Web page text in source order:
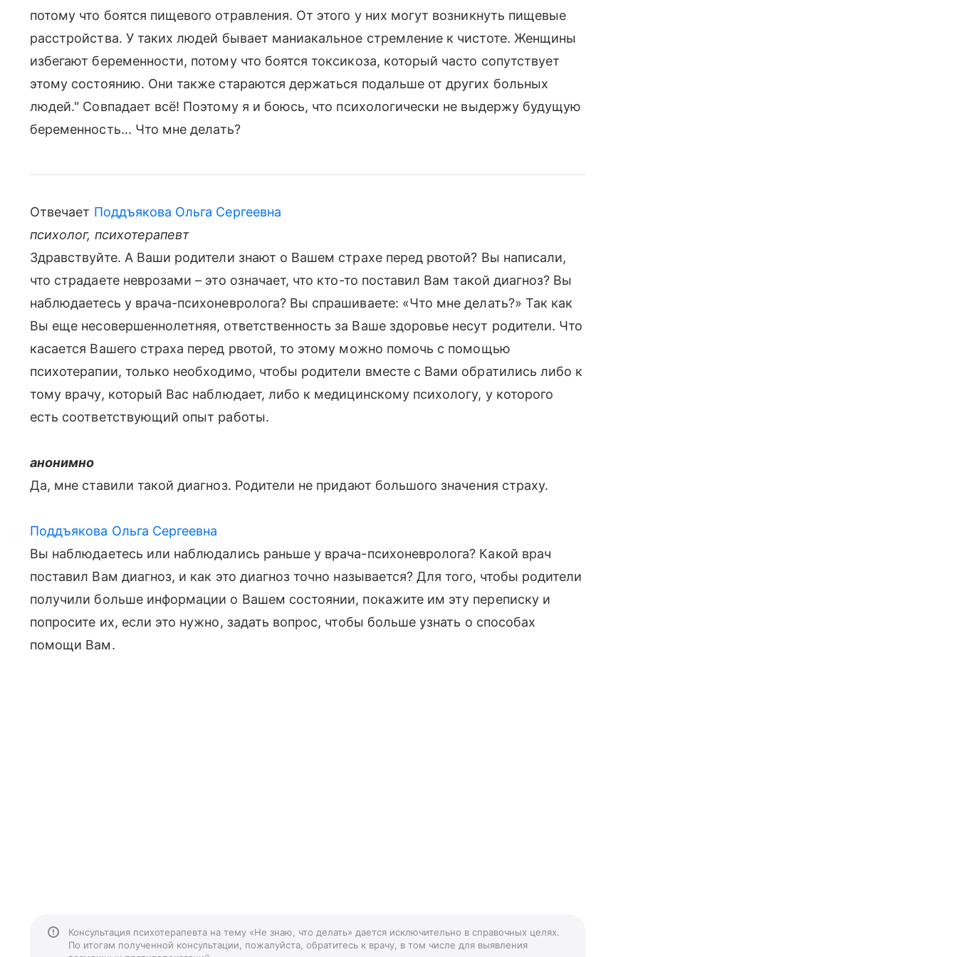
потому что боятся пищевого отравления. От этого у них могут возникнуть пищевые
расстройства. У таких людей бывает маниакальное стремление к чистоте. Женщины
избегают беременности, потому что боятся токсикоза, который часто сопутствует
этому состоянию. Они также стараются держаться подальше от других больных
людей." Совпадает всё! Поэтому я и боюсь, что психологически не выдержу будущую
беременность... Что мне делать?
Отвечает Поддъякова Ольга Сергеевна
психолог, психотерапевт
Здравствуйте. А Ваши родители знают о Вашем страхе перед рвотой? Вы написали,
что страдаете неврозами – это означает, что кто-то поставил Вам такой диагноз? Вы
наблюдаетесь у врача-психоневролога? Вы спрашиваете: «Что мне делать?» Так как
Вы еще несовершеннолетняя, ответственность за Ваше здоровье несут родители. Что
касается Вашего страха перед рвотой, то этому можно помочь с помощью
психотерапии, только необходимо, чтобы родители вместе с Вами обратились либо к
тому врачу, который Вас наблюдает, либо к медицинскому психологу, у которого
есть соответствующий опыт работы.
анонимно
Да, мне ставили такой диагноз. Родители не придают большого значения страху.
Поддъякова Ольга Сергеевна
Вы наблюдаетесь или наблюдались раньше у врача-психоневролога? Какой врач
поставил Вам диагноз, и как это диагноз точно называется? Для того, чтобы родители
получили больше информации о Вашем состоянии, покажите им эту переписку и
попросите их, если это нужно, задать вопрос, чтобы больше узнать о способах
помощи Вам.
Консультация психотерапевта на тему «Не знаю, что делать» дается исключительно в справочных целях.
По итогам полученной консультации, пожалуйста, обратитесь к врачу, в том числе для выявления